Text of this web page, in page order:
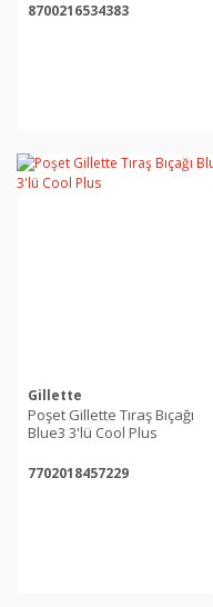
8700216534383
Gillette
Poşet Gillette Tıraş Bıçağı
Blue3 3'lü Cool Plus
7702018457229